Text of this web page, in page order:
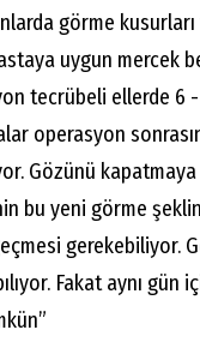
görme
uygun mercek
tecrübeli ellerde 6
operasyon
Gözünü
bu yeni görme
gerekebiliyor.
Fakat aynı gün